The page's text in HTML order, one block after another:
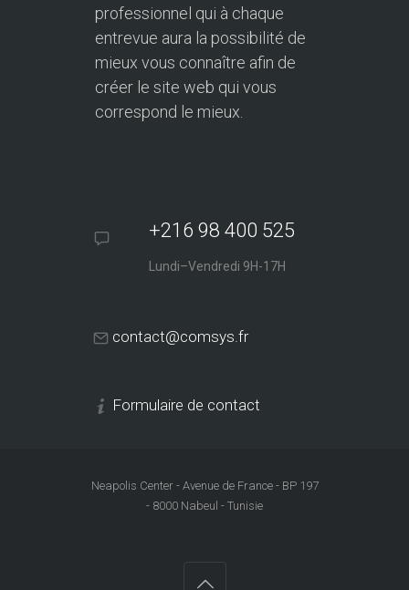
professionnel qui à chaque
entrevue aura la possibilité de
mieux vous connaître afin de
créer le site web qui vous
correspond le mieux.
+216 98 400 525
Lundi–Vendredi 9H-17H
contact@comsys.fr
Formulaire de contact
Neapolis Center - Avenue de France - BP 197
- 8000 Nabeul - Tunisie